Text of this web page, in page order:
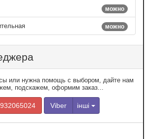
можно
можно
или нужна помощь с выбором, дайте нам
подскажем, оформим заказ...
Viber інші